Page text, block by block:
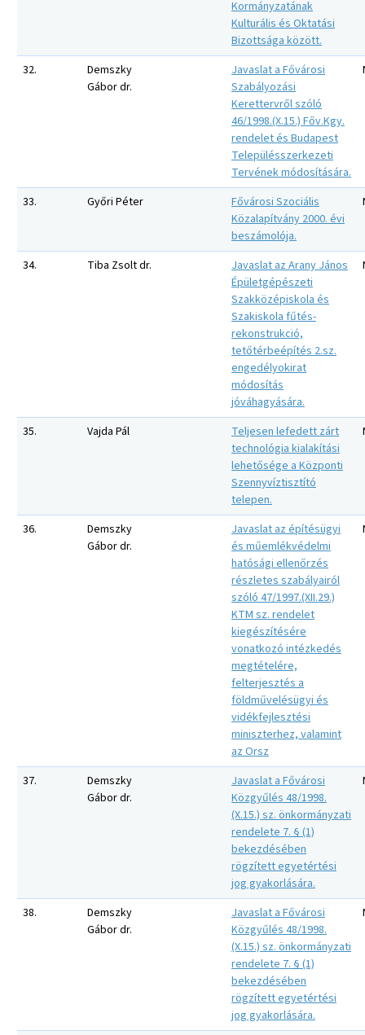
Kormányzatának
Kulturális és Oktatási
Bizottsága között.
32.
Demszky
Gábor dr.
Javaslat a Fővárosi
Szabályozási
Kerettervről szóló
46/1998.(X.15.) Főv.Kgy.
rendelet és Budapest
Településszerkezeti
Tervének módosítására.
33. Győri Péter
Fővárosi Szociális
Közalapítvány 2000. évi
beszámolója.
34. Tiba Zsolt dr.
Javaslat az Arany János
Épületgépészeti
Szakközépiskola és
Szakiskola fűtés-
rekonstrukció,
tetőtérbeépítés 2.sz.
engedélyokirat
módosítás
jóváhagyására.
35. Vajda Pál
Teljesen lefedett zárt
technológia kialakítási
lehetősége a Központi
Szennyvíztisztító
telepen.
36.
Demszky
Gábor dr.
Javaslat az építésügyi
és műemlékvédelmi
hatósági ellenőrzés
részletes szabályairól
szóló 47/1997.(XII.29.)
KTM sz. rendelet
kiegészítésére
vonatkozó intézkedés
megtételére,
felterjesztés a
földművelésügyi és
vidékfejlesztési
miniszterhez, valamint
az Orsz
37.
Demszky
Gábor dr.
Javaslat a Fővárosi
Közgyűlés 48/1998.
(X.15.) sz. önkormányzati
rendelete 7. § (1)
bekezdésében
rögzített egyetértési
jog gyakorlására.
38.
Demszky
Gábor dr.
Javaslat a Fővárosi
Közgyűlés 48/1998.
(X.15.) sz. önkormányzati
rendelete 7. § (1)
bekezdésében
rögzített egyetértési
jog gyakorlására.